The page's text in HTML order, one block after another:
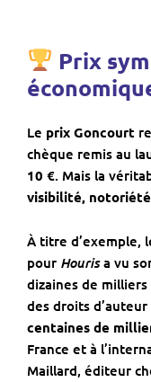
Prix
Le prix Goncourt
chèque remis au
10 €. Mais la
visibilité,
À titre d’exemple,
pour Hourisa vu
dizaines de milliers
des droits
centaines de
France et à
Maillard, éditeur